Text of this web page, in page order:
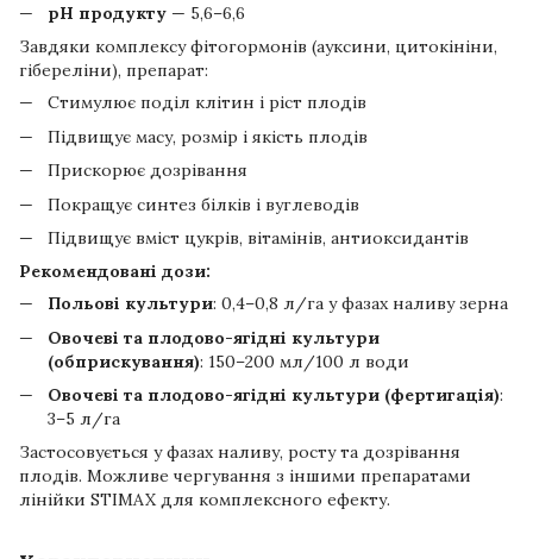
pH продукту — 5,6–6,6
Завдяки комплексу фітогормонів (ауксини, цитокініни,
гібереліни), препарат:
Стимулює поділ клітин і ріст плодів
Підвищує масу, розмір і якість плодів
Прискорює дозрівання
Покращує синтез білків і вуглеводів
Підвищує вміст цукрів, вітамінів, антиоксидантів
Рекомендовані дози:
Польові культури: 0,4–0,8 л/га у фазах наливу зерна
Овочеві та плодово-ягідні культури
(обприскування): 150–200 мл/100 л води
Овочеві та плодово-ягідні культури (фертигація):
3–5 л/га
Застосовується у фазах наливу, росту та дозрівання
плодів. Можливе чергування з іншими препаратами
лінійки STIMAX для комплексного ефекту.